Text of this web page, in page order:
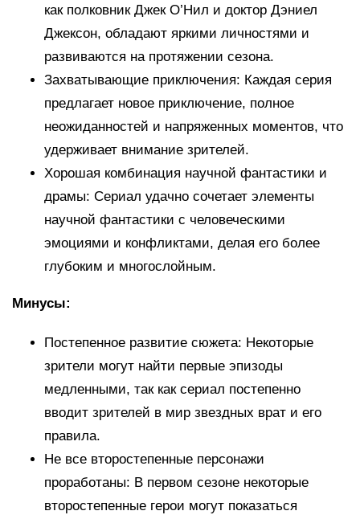
как полковник Джек О’Нил и доктор Дэниел
Джексон, обладают яркими личностями и
развиваются на протяжении сезона.
Захватывающие приключения: Каждая серия
предлагает новое приключение, полное
неожиданностей и напряженных моментов, что
удерживает внимание зрителей.
Хорошая комбинация научной фантастики и
драмы: Сериал удачно сочетает элементы
научной фантастики с человеческими
эмоциями и конфликтами, делая его более
глубоким и многослойным.
Минусы:
Постепенное развитие сюжета: Некоторые
зрители могут найти первые эпизоды
медленными, так как сериал постепенно
вводит зрителей в мир звездных врат и его
правила.
Не все второстепенные персонажи
проработаны: В первом сезоне некоторые
второстепенные герои могут показаться